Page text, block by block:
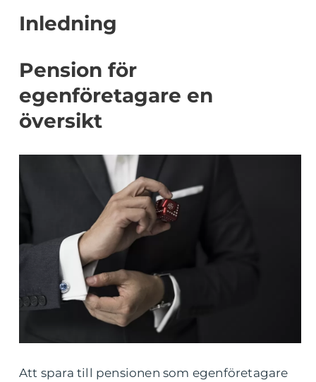
Inledning
Pension för
egenföretagare en
översikt
Att spara till pensionen som egenföretagare